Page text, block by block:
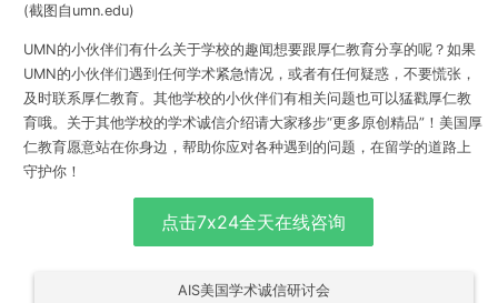
(截图自umn.edu)
UMN的小伙伴们有什么关于学校的趣闻想要跟厚仁教育分享的呢？如果
UMN的小伙伴们遇到任何学术紧急情况，或者有任何疑惑，不要慌张，
及时联系厚仁教育。其他学校的小伙伴们有相关问题也可以猛戳厚仁教
育哦。关于其他学校的学术诚信介绍请大家移步“更多原创精品”！美国厚
仁教育愿意站在你身边，帮助你应对各种遇到的问题，在留学的道路上
守护你！
点击7x24全天在线咨询
AIS美国学术诚信研讨会